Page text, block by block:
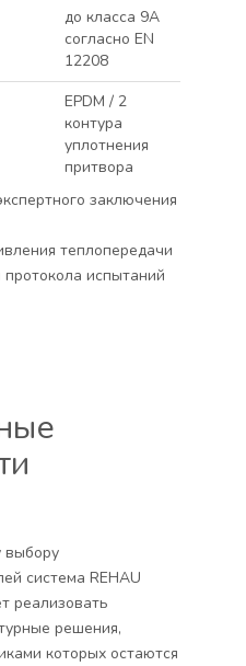
до класса 9A
согласно EN
12208
EPDM / 2
контура
уплотнения
притвора
заключения
теплопередачи
испытаний
система REHAU
реализовать
решения,
которых остаются